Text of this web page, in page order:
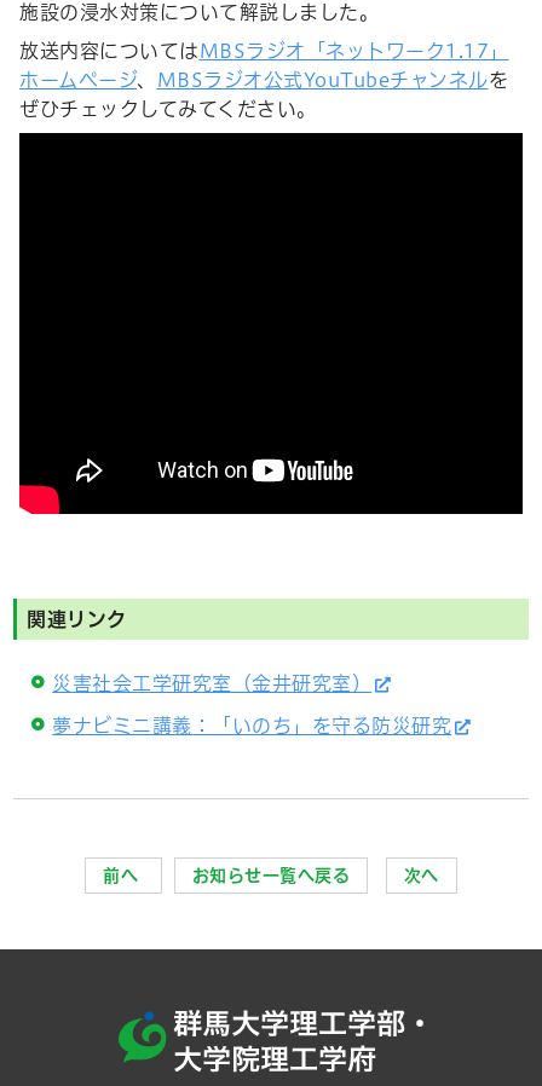
施設の浸水対策について解説しました。
放送内容についてはMBSラジオ「ネットワーク1.17」
ホームページ、 MBSラジオ公式YouTubeチャンネルを
ぜひチェックしてみてください。
関連リンク
災害社会工学研究室（金井研究室）
夢ナビミニ講義：「いのち」を守る防災研究
前へ お知らせ一覧へ戻る 次へ